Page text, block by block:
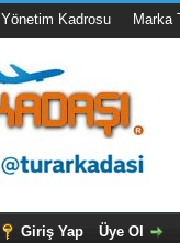
Yönetim Kadrosu Marka
Giriş Yap Üye Ol